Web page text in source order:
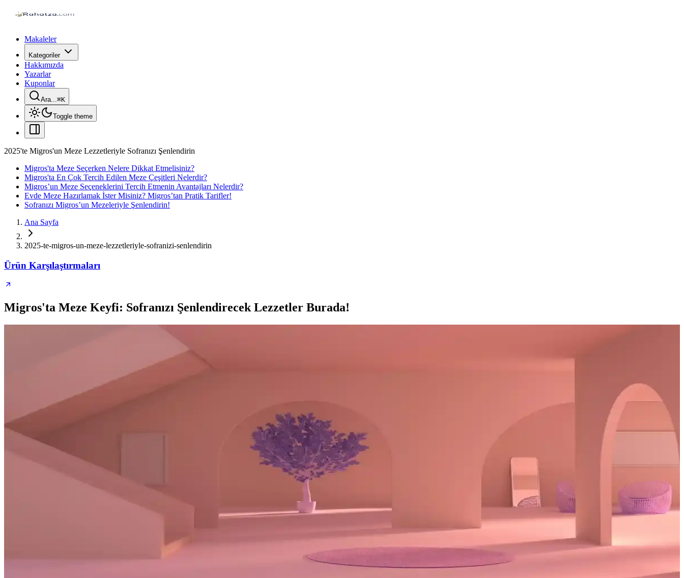
Makaleler
Kategoriler
Hakkımızda
Yazarlar
Kuponlar
Ara...⌘K
Toggle theme
2025'te Migros'un Meze Lezzetleriyle Sofranızı Şenlendirin
Migros'ta Meze Seçerken Nelere Dikkat Etmelisiniz?
Migros'ta En Çok Tercih Edilen Meze Çeşitleri Nelerdir?
Migros’un Meze Seçeneklerini Tercih Etmenin Avantajları Nelerdir?
Evde Meze Hazırlamak İster Misiniz? Migros’tan Pratik Tarifler!
Sofranızı Migros’un Mezeleriyle Şenlendirin!
Ana Sayfa
2025-te-migros-un-meze-lezzetleriyle-sofranizi-senlendirin
Ürün Karşılaştırmaları
Migros'ta Meze Keyfi: Sofranızı Şenlendirecek Lezzetler Burada!